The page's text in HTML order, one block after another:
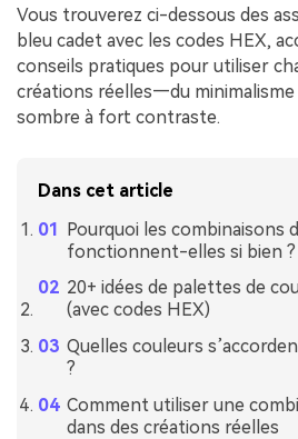
Vous trouverez ci-dessous des
bleu cadet avec les codes HEX,
conseils pratiques pour utiliser
créations réelles—du
sombre à fort contraste.
Dans cet article
Pourquoi les combinaisons
fonctionnent-elles si bien ?
20+ idées de palettes de
(avec codes HEX)
Quelles couleurs
?
Comment utiliser une
dans des créations réelles